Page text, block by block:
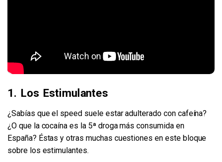
1. Los Estimulantes
¿Sabías que el speed suele estar adulterado con cafeína?
¿O que la cocaína es la 5ª droga más consumida en
España? Éstas y otras muchas cuestiones en este bloque
sobre los estimulantes.